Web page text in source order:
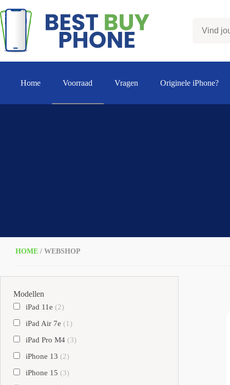
naar
de
inhoud
Home Voorraad Vragen Originele iPhone?
HOME / WEBSHOP
Modellen
iPad 11e (2)
iPad Air 7e (1)
iPad Pro M4 (3)
iPhone 13 (2)
iPhone 15 (3)